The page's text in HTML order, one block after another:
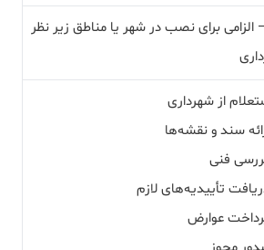
الزامی برای نصب در شهر یا مناطق زیر نظر